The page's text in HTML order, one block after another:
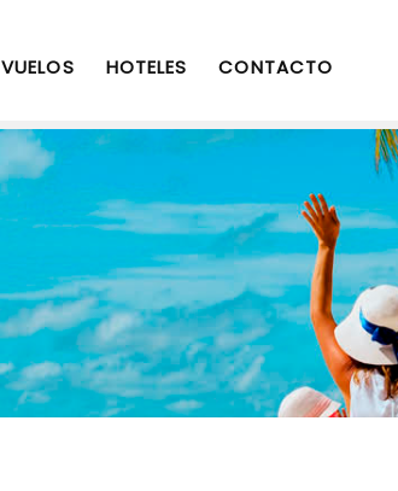
VUELOS HOTELES CONTACTO